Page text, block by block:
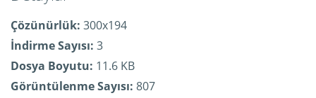
Çözünürlük: 300x194
İndirme Sayısı: 3
Dosya Boyutu: 11.6 KB
Görüntülenme Sayısı: 807